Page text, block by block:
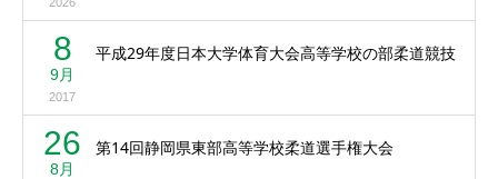
8
9月
2017
平成29年度日本大学体育大会高等学校の部柔道競技
26
8月
第14回静岡県東部高等学校柔道選手権大会